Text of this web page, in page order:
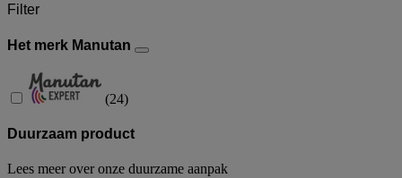
Filter
Het merk Manutan
(24)
Duurzaam product
Lees meer over onze duurzame aanpak